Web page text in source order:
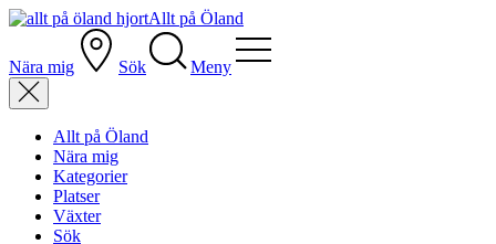
Allt på Öland
Nära mig Sök Meny
Allt på Öland
Nära mig
Kategorier
Platser
Växter
Sök